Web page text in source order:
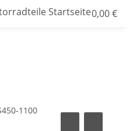
0,00 €